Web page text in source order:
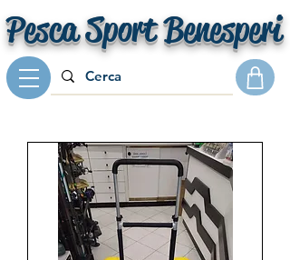
Pesca Sport Benesperi